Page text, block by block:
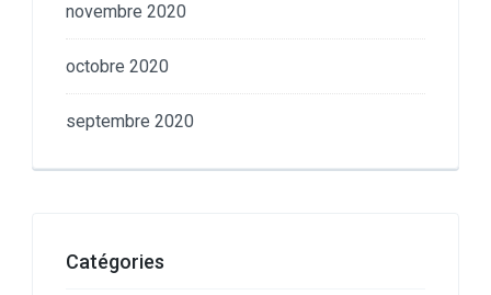
novembre 2020
octobre 2020
septembre 2020
Catégories